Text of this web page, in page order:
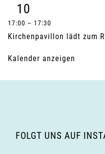
10
17:00 – 17:30
Kirchenpavillon lädt zum
Kalender anzeigen
FOLGT UNS AUF